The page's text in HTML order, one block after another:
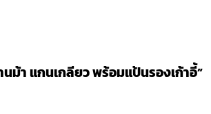
ม้า แกนเกลียว พร้อมแป้นรองเก้าอี้”